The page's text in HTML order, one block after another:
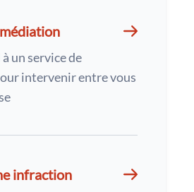
un service de
intervenir entre vous
infraction